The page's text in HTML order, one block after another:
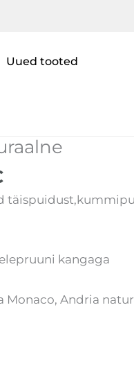
Uued tooted
Current
is:
36,60 €.
kangaga
Andria